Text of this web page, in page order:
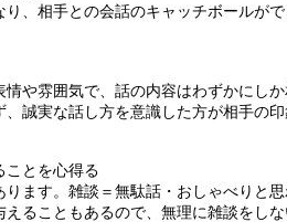
、相手との会話のキャッチボールが
や雰囲気で、話の内容はわずかにし
誠実な話し方を意識した方が相手の
とを心得る
ます。雑談＝無駄話・おしゃべりと
ることもあるので、無理に雑談をし